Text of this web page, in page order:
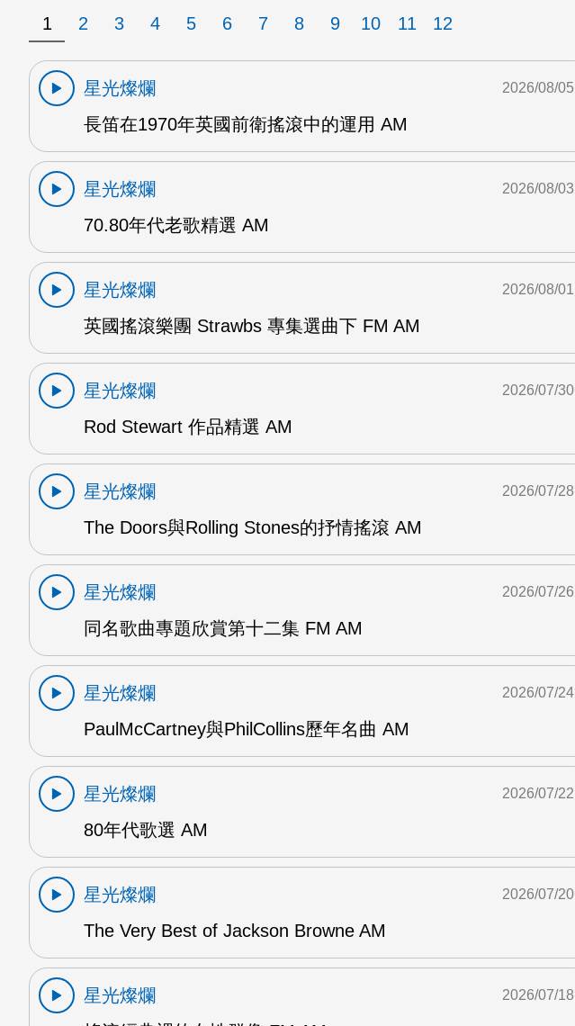
1 2 3 4 5 6 7 8 9 10 11 12
星光燦爛
長笛在1970年英國前衛搖滾中的運用 AM
2026/08/05
星光燦爛
70.80年代老歌精選 AM
2026/08/03
星光燦爛
英國搖滾樂團 Strawbs 專集選曲下 FM AM
2026/08/01
星光燦爛
Rod Stewart 作品精選 AM
2026/07/30
星光燦爛
The Doors與Rolling Stones的抒情搖滾 AM
2026/07/28
星光燦爛
同名歌曲專題欣賞第十二集 FM AM
2026/07/26
星光燦爛
PaulMcCartney與PhilCollins歷年名曲 AM
2026/07/24
星光燦爛
80年代歌選 AM
2026/07/22
星光燦爛
The Very Best of Jackson Browne AM
2026/07/20
星光燦爛
2026/07/18